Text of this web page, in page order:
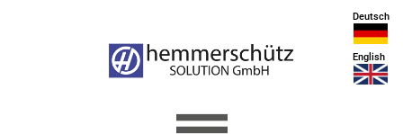
Deutsch
English